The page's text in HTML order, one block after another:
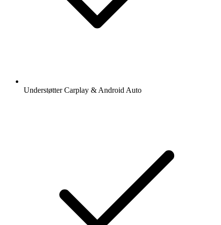
Understøtter Carplay & Android Auto